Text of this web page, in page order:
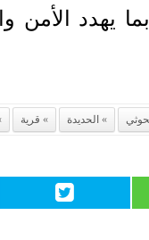
يهدد الأمن
الحديدة قرية